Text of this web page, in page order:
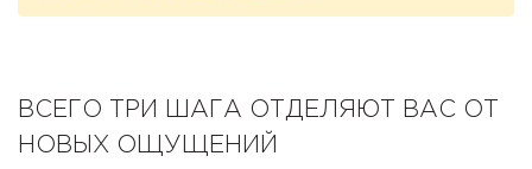
ВСЕГО ТРИ ШАГА ОТДЕЛЯЮТ ВАС ОТ
НОВЫХ ОЩУЩЕНИЙ